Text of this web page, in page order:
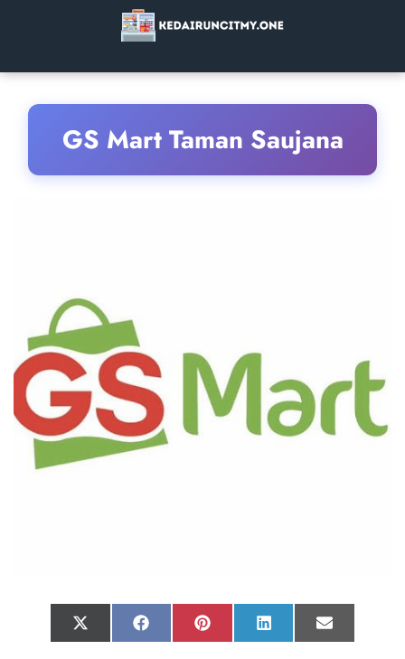
GS Mart Taman Saujana
Share
on
X
(
Share
on
F
a
Share
on
P
i
Share
on
L
i
Share
on
E
m